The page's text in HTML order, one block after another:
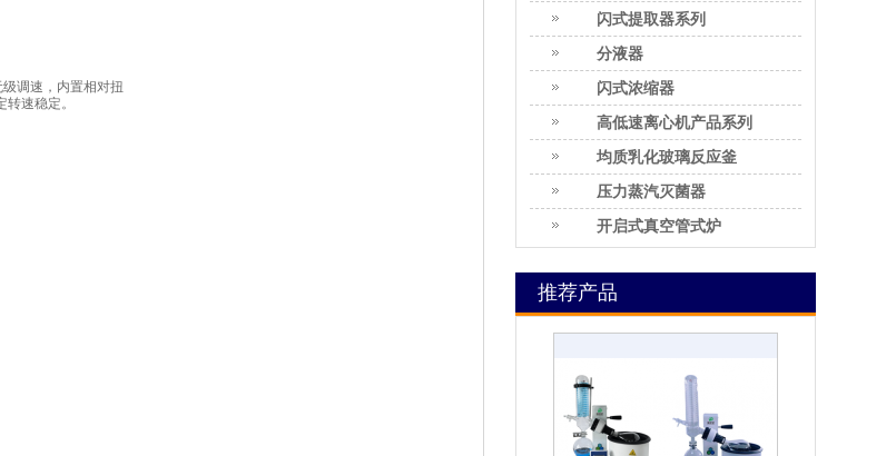
闪式提取器系列
分液器
闪式浓缩器
高低速离心机产品系列
均质乳化玻璃反应釜
压力蒸汽灭菌器
开启式真空管式炉
推荐产品
调速，内置相对扭
速稳定。